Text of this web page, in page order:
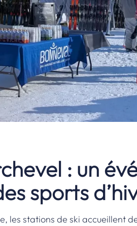
: un
sports
les stations de ski accueillent